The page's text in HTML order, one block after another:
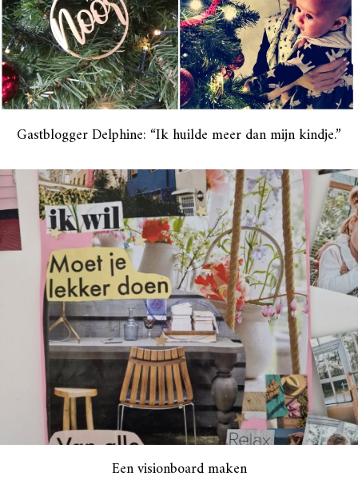
Gastblogger Delphine: “Ik huilde meer dan mijn kindje.”
Een visionboard maken